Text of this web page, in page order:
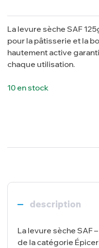
La levure sèche SAF
pour la pâtisserie et la
hautement active
chaque utilisation.
10 en stock
description
La levure sèche SAF
de la catégorie